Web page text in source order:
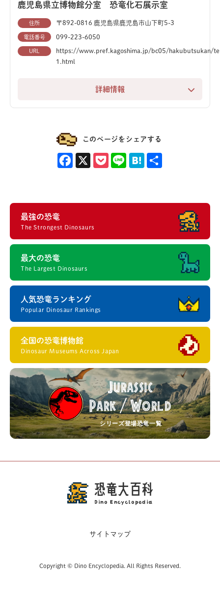
石が展示されており、太古のロマンを肌で感じることが
できます。
大分県の文化や自然を幅広く紹介する展示も充実。子ど
もから大人まで、楽しみながら郷土の魅力を深く学べ
鹿児島県立博物館分室 恐竜化石展示室
住所 〒892-0816 鹿児島県鹿児島市山下町5-3
電話番号 099-223-6050
URL
https://www.pref.kagoshima.jp/bc05/hakubutsukan/
1.html
詳細情報
別館にある化石展示室では、大迫力のアロサウルスとカ
このページをシェアする
Facebook Pocket Line Hatena
最強の恐竜
The Strongest Dinosaurs
最大の恐竜
The Largest Dinosaurs
人気恐竜ランキング
Popular Dinosaur Rankings
全国の恐竜博物館
Dinosaur Museums Across Japan
Jurassic
Park/World
シリーズ登場恐竜一覧
恐竜大百科
Dino Encyclopedia
サイトマップ
Copyright © Dino Encyclopedia. All Rights Reserved.